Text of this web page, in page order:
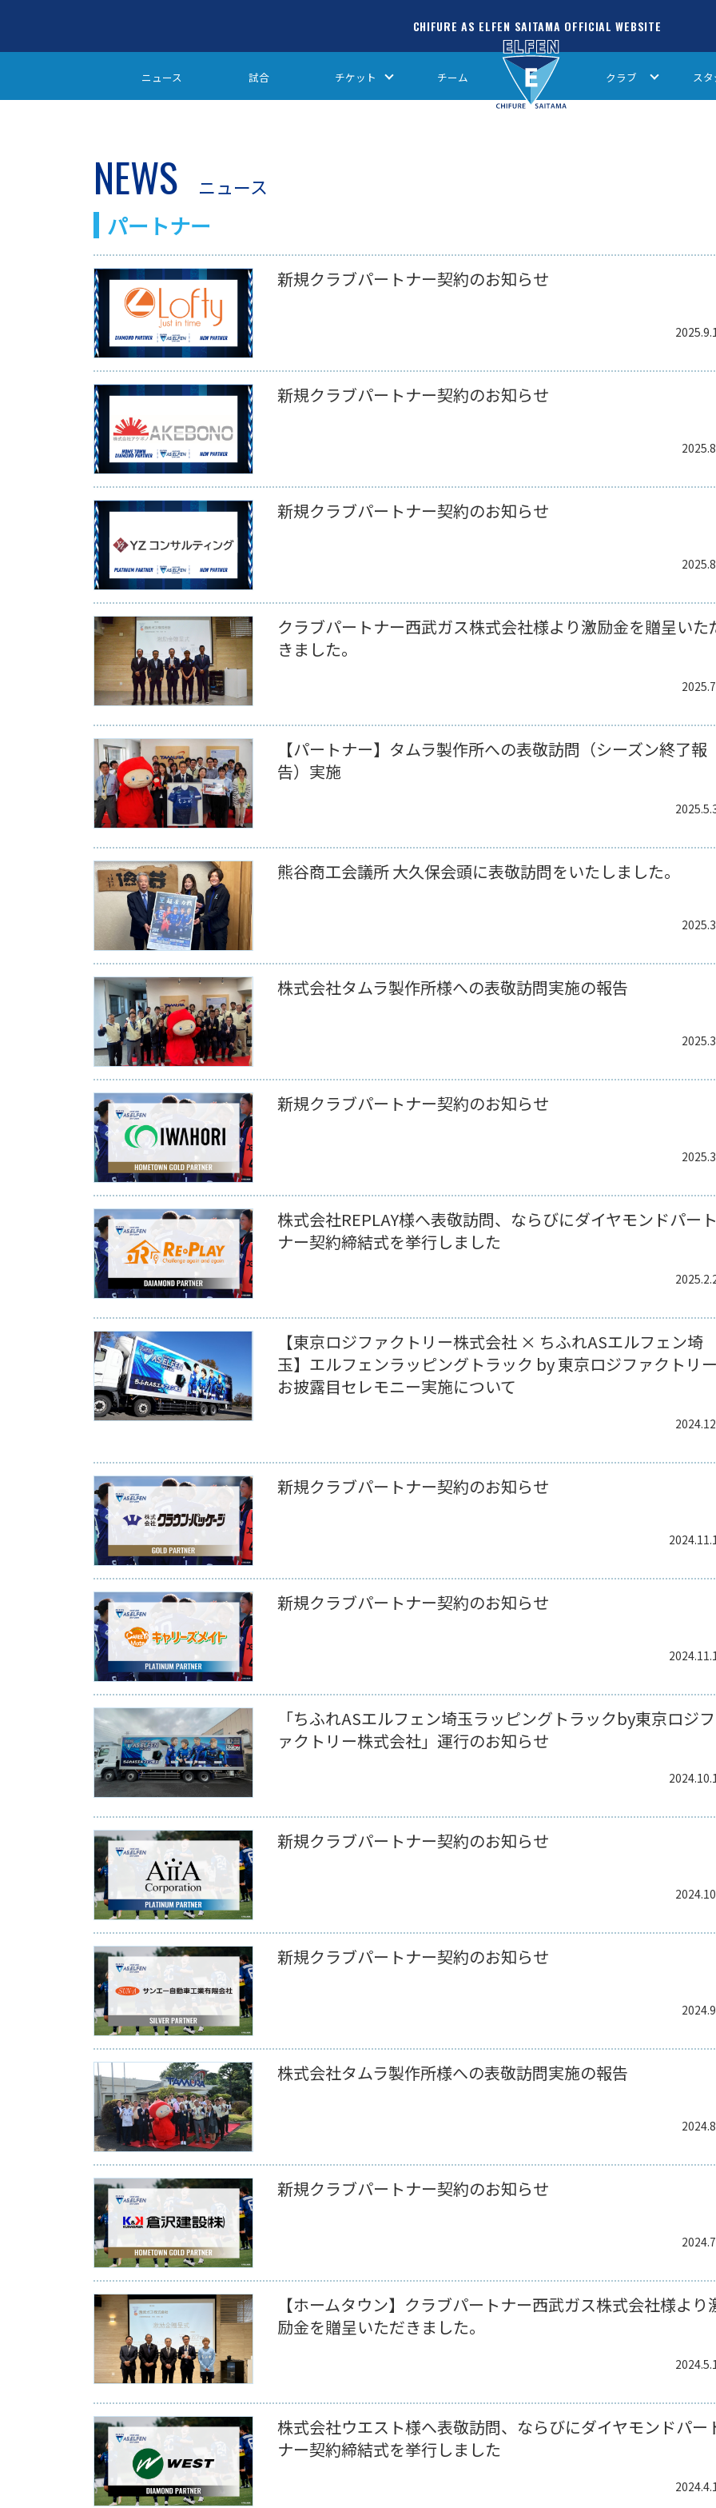
CHIFURE AS ELFEN SAITAMA OFFICIAL WEBSITE
ニュース 試合 チケット チーム クラブ ス
NEWS ニュース
パートナー
新規クラブパートナー契約のお知らせ
新規クラブパートナー契約のお知らせ
新規クラブパートナー契約のお知らせ
クラブパートナー西武ガス株式会社様より激励金を贈呈いた
きました。
【パートナー】タムラ製作所への表敬訪問（シーズン終了報
告）実施
熊谷商工会議所 大久保会頭に表敬訪問をいたしました。
株式会社タムラ製作所様への表敬訪問実施の報告
新規クラブパートナー契約のお知らせ
株式会社REPLAY様へ表敬訪問、ならびにダイヤモンドパート
ナー契約締結式を挙行しました
【東京ロジファクトリー株式会社 × ちふれASエルフェン埼
玉】エルフェンラッピングトラック by 東京ロジファクトリー
お披露目セレモニー実施について
新規クラブパートナー契約のお知らせ
新規クラブパートナー契約のお知らせ
「ちふれASエルフェン埼玉ラッピングトラックby東京ロジフ
ァクトリー株式会社」運行のお知らせ
新規クラブパートナー契約のお知らせ
新規クラブパートナー契約のお知らせ
株式会社タムラ製作所様への表敬訪問実施の報告
新規クラブパートナー契約のお知らせ
【ホームタウン】クラブパートナー西武ガス株式会社様より
励金を贈呈いただきました。
株式会社ウエスト様へ表敬訪問、ならびにダイヤモンドパー
ナー契約締結式を挙行しました